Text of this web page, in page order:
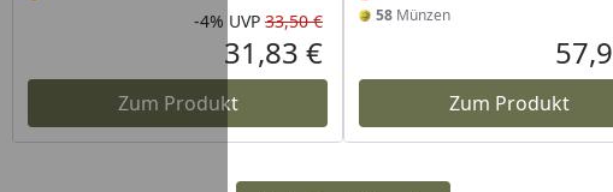
Rabatt in Prozent
-4%
Ursprünglicher Preis
UVP 33,50 €
Aktueller Preis
31,83 €
Zum Produkt
58 Münzen
Zum Produkt